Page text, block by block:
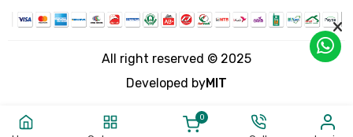
All right reserved © 2025
Developed byMIT
0